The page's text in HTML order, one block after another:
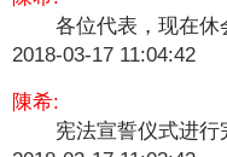
各位代表，现在休
2018-03-17 11:04:42
陳希:
宪法宣誓仪式进行